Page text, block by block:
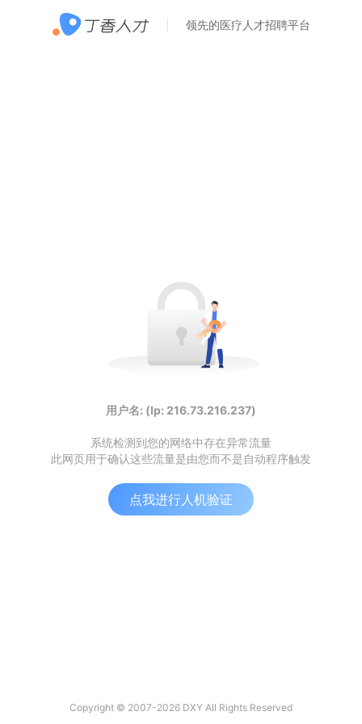
领先的医疗人才招聘平台
用户名: (Ip: 216.73.216.237)
系统检测到您的网络中存在异常流量
此网页用于确认这些流量是由您而不是自动程序触发
点我进行人机验证
Copyright © 2007-2026 DXY All Rights Reserved